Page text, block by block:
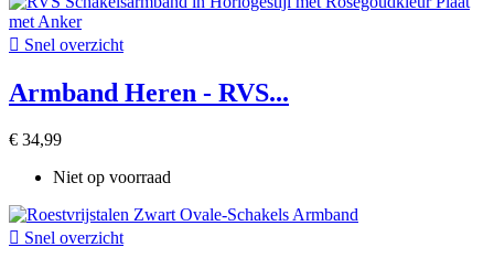
 Snel overzicht
Armband Heren - RVS...
€ 34,99
Niet op voorraad
 Snel overzicht